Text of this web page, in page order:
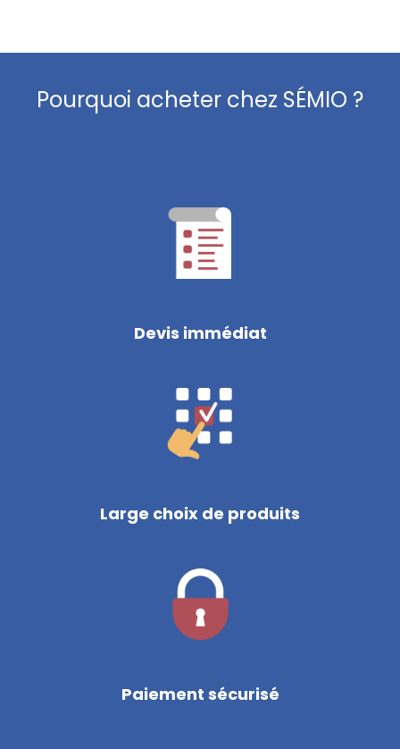
Pourquoi acheter chez SÉMIO ?
Devis immédiat
Large choix de produits
Paiement sécurisé